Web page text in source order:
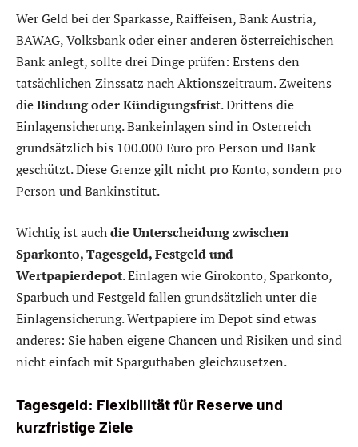
Wer Geld bei der Sparkasse, Raiffeisen, Bank Austria,
BAWAG, Volksbank oder einer anderen österreichischen
Bank anlegt, sollte drei Dinge prüfen: Erstens den
tatsächlichen Zinssatz nach Aktionszeitraum. Zweitens
dieBindung oder Kündigungsfrist. Drittens die
Einlagensicherung. Bankeinlagen sind in Österreich
grundsätzlich bis 100.000 Euro pro Person und Bank
geschützt. Diese Grenze gilt nicht pro Konto, sondern pro
Person und Bankinstitut.
Wichtig ist auchdie Unterscheidung zwischen
Sparkonto, Tagesgeld, Festgeld und
Wertpapierdepot. Einlagen wie Girokonto, Sparkonto,
Sparbuch und Festgeld fallen grundsätzlich unter die
Einlagensicherung. Wertpapiere im Depot sind etwas
anderes: Sie haben eigene Chancen und Risiken und sind
nicht einfach mit Sparguthaben gleichzusetzen.
Tagesgeld: Flexibilität für Reserve und
kurzfristige Ziele